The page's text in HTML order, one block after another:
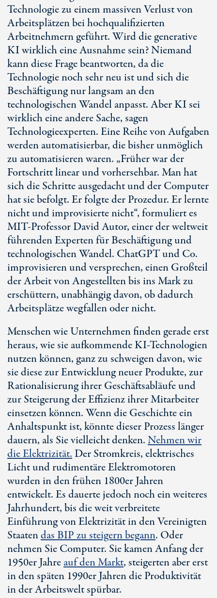
Technologie zu einem massiven Verlust von
Arbeitsplätzen bei hochqualifizierten
Arbeitnehmern geführt. Wird die generative
KI wirklich eine Ausnahme sein? Niemand
kann diese Frage beantworten, da die
Technologie noch sehr neu ist und sich die
Beschäftigung nur langsam an den
technologischen Wandel anpasst. Aber KI sei
wirklich eine andere Sache, sagen
Technologieexperten. Eine Reihe von Aufgaben
werden automatisierbar, die bisher unmöglich
zu automatisieren waren. „Früher war der
Fortschritt linear und vorhersehbar. Man hat
sich die Schritte ausgedacht und der Computer
hat sie befolgt. Er folgte der Prozedur. Er lernte
nicht und improvisierte nicht“, formuliert es
MIT-Professor David Autor, einer der weltweit
führenden Experten für Beschäftigung und
technologischen Wandel. ChatGPT und Co.
improvisieren und versprechen, einen Großteil
der Arbeit von Angestellten bis ins Mark zu
erschüttern, unabhängig davon, ob dadurch
Arbeitsplätze wegfallen oder nicht.
Menschen wie Unternehmen finden gerade erst
heraus, wie sie aufkommendeKI-Technologien
nutzen können, ganz zu schweigen davon, wie
sie diese zur Entwicklung neuer Produkte, zur
Rationalisierung ihrer Geschäftsabläufe und
zur Steigerung der Effizienz ihrer Mitarbeiter
einsetzen können. Wenn die Geschichte ein
Anhaltspunkt ist, könnte dieser Prozess länger
dauern, als Sie vielleicht denken.Nehmen wir
die Elektrizität.Der Stromkreis, elektrisches
Licht und rudimentäre Elektromotoren
wurden in den frühen 1800er Jahren
entwickelt. Es dauerte jedoch noch ein weiteres
Jahrhundert, bis die weit verbreitete
Einführung von Elektrizität in den Vereinigten
Staatendas BIP zu steigern begann. Oder
nehmen Sie Computer. Sie kamen Anfang der
1950er Jahreauf den Markt, steigerten aber erst
in den späten 1990er Jahren die Produktivität
in der Arbeitswelt spürbar.